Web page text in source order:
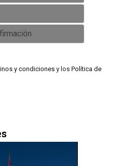
y condicionesy los Política de